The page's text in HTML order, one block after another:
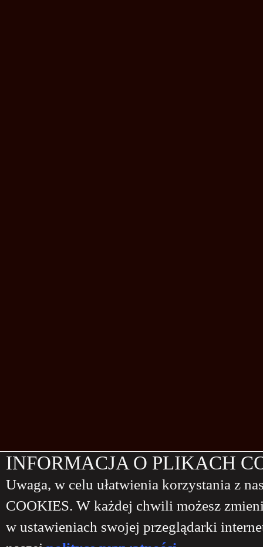
INFORMACJA O PLIKACH
Uwaga, w celu ułatwienia korzystania z
COOKIES. W każdej chwili możesz
w ustawieniach swojej przeglądarki